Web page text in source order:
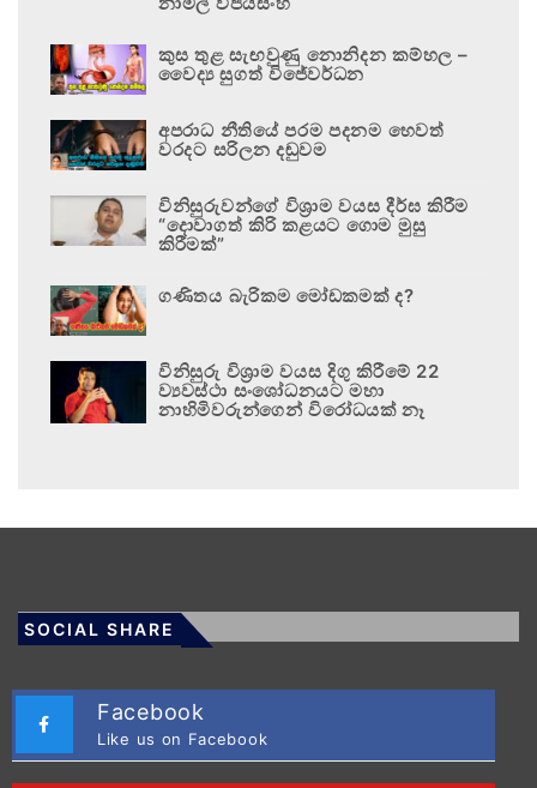
කුස තුළ සැඟවුණු නොනිදන කම්හල –
වෛද්‍ය සුගත් විජේවර්ධන
අපරාධ නීතියේ පරම පදනම හෙවත්
වරදට සරිලන දඬුවම
විනිසුරුවන්ගේ විශ්‍රාම වයස දීර්ඝ කිරීම
“දොවාගත් කිරි කළයට ගොම මුසු
කිරීමක්”
ගණිතය බැරිකම මෝඩකමක් ද?
විනිසුරු විශ්‍රාම වයස දිගු කිරීමේ 22
ව්‍යවස්ථා සංශෝධනයට මහා
නාහිමිවරුන්ගෙන් විරෝධයක් නෑ
SOCIAL SHARE
Facebook
Like us on Facebook